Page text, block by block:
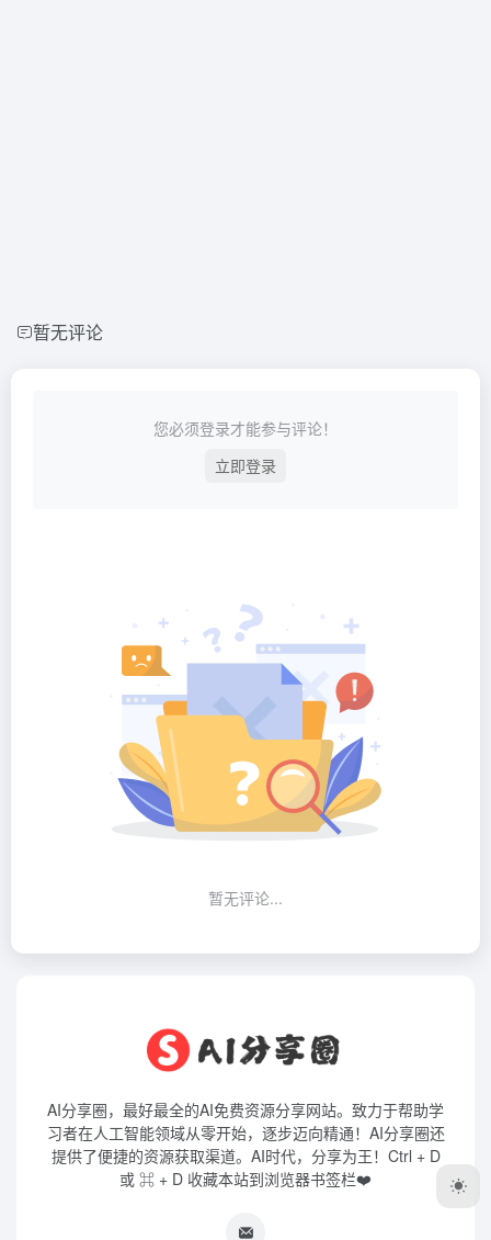
暂无评论
您必须登录才能参与评论！
立即登录
暂无评论...
AI分享圈，最好最全的AI免费资源分享网站。致力于帮助学
习者在人工智能领域从零开始，逐步迈向精通！AI分享圈还
提供了便捷的资源获取渠道。AI时代，分享为王！Ctrl + D
或 ⌘ + D 收藏本站到浏览器书签栏❤️